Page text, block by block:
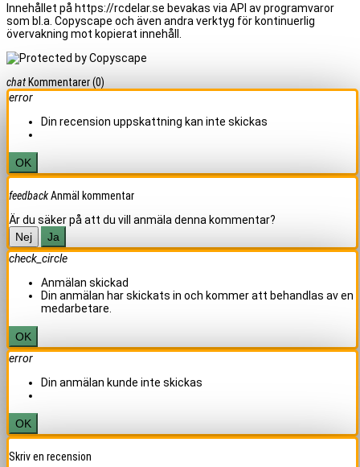
Innehållet på https://rcdelar.se bevakas via API av programvaror
som bl.a. Copyscape och även andra verktyg för kontinuerlig
övervakning mot kopierat innehåll.
chatKommentarer(0)
error
Din recension uppskattning kan inte skickas
OK
feedbackAnmäl kommentar
Är du säker på att du vill anmäla denna kommentar?
Nej
Ja
check_circle
Anmälan skickad
Din anmälan har skickats in och kommer att behandlas av en
medarbetare.
OK
error
Din anmälan kunde inte skickas
OK
Skriv en recension